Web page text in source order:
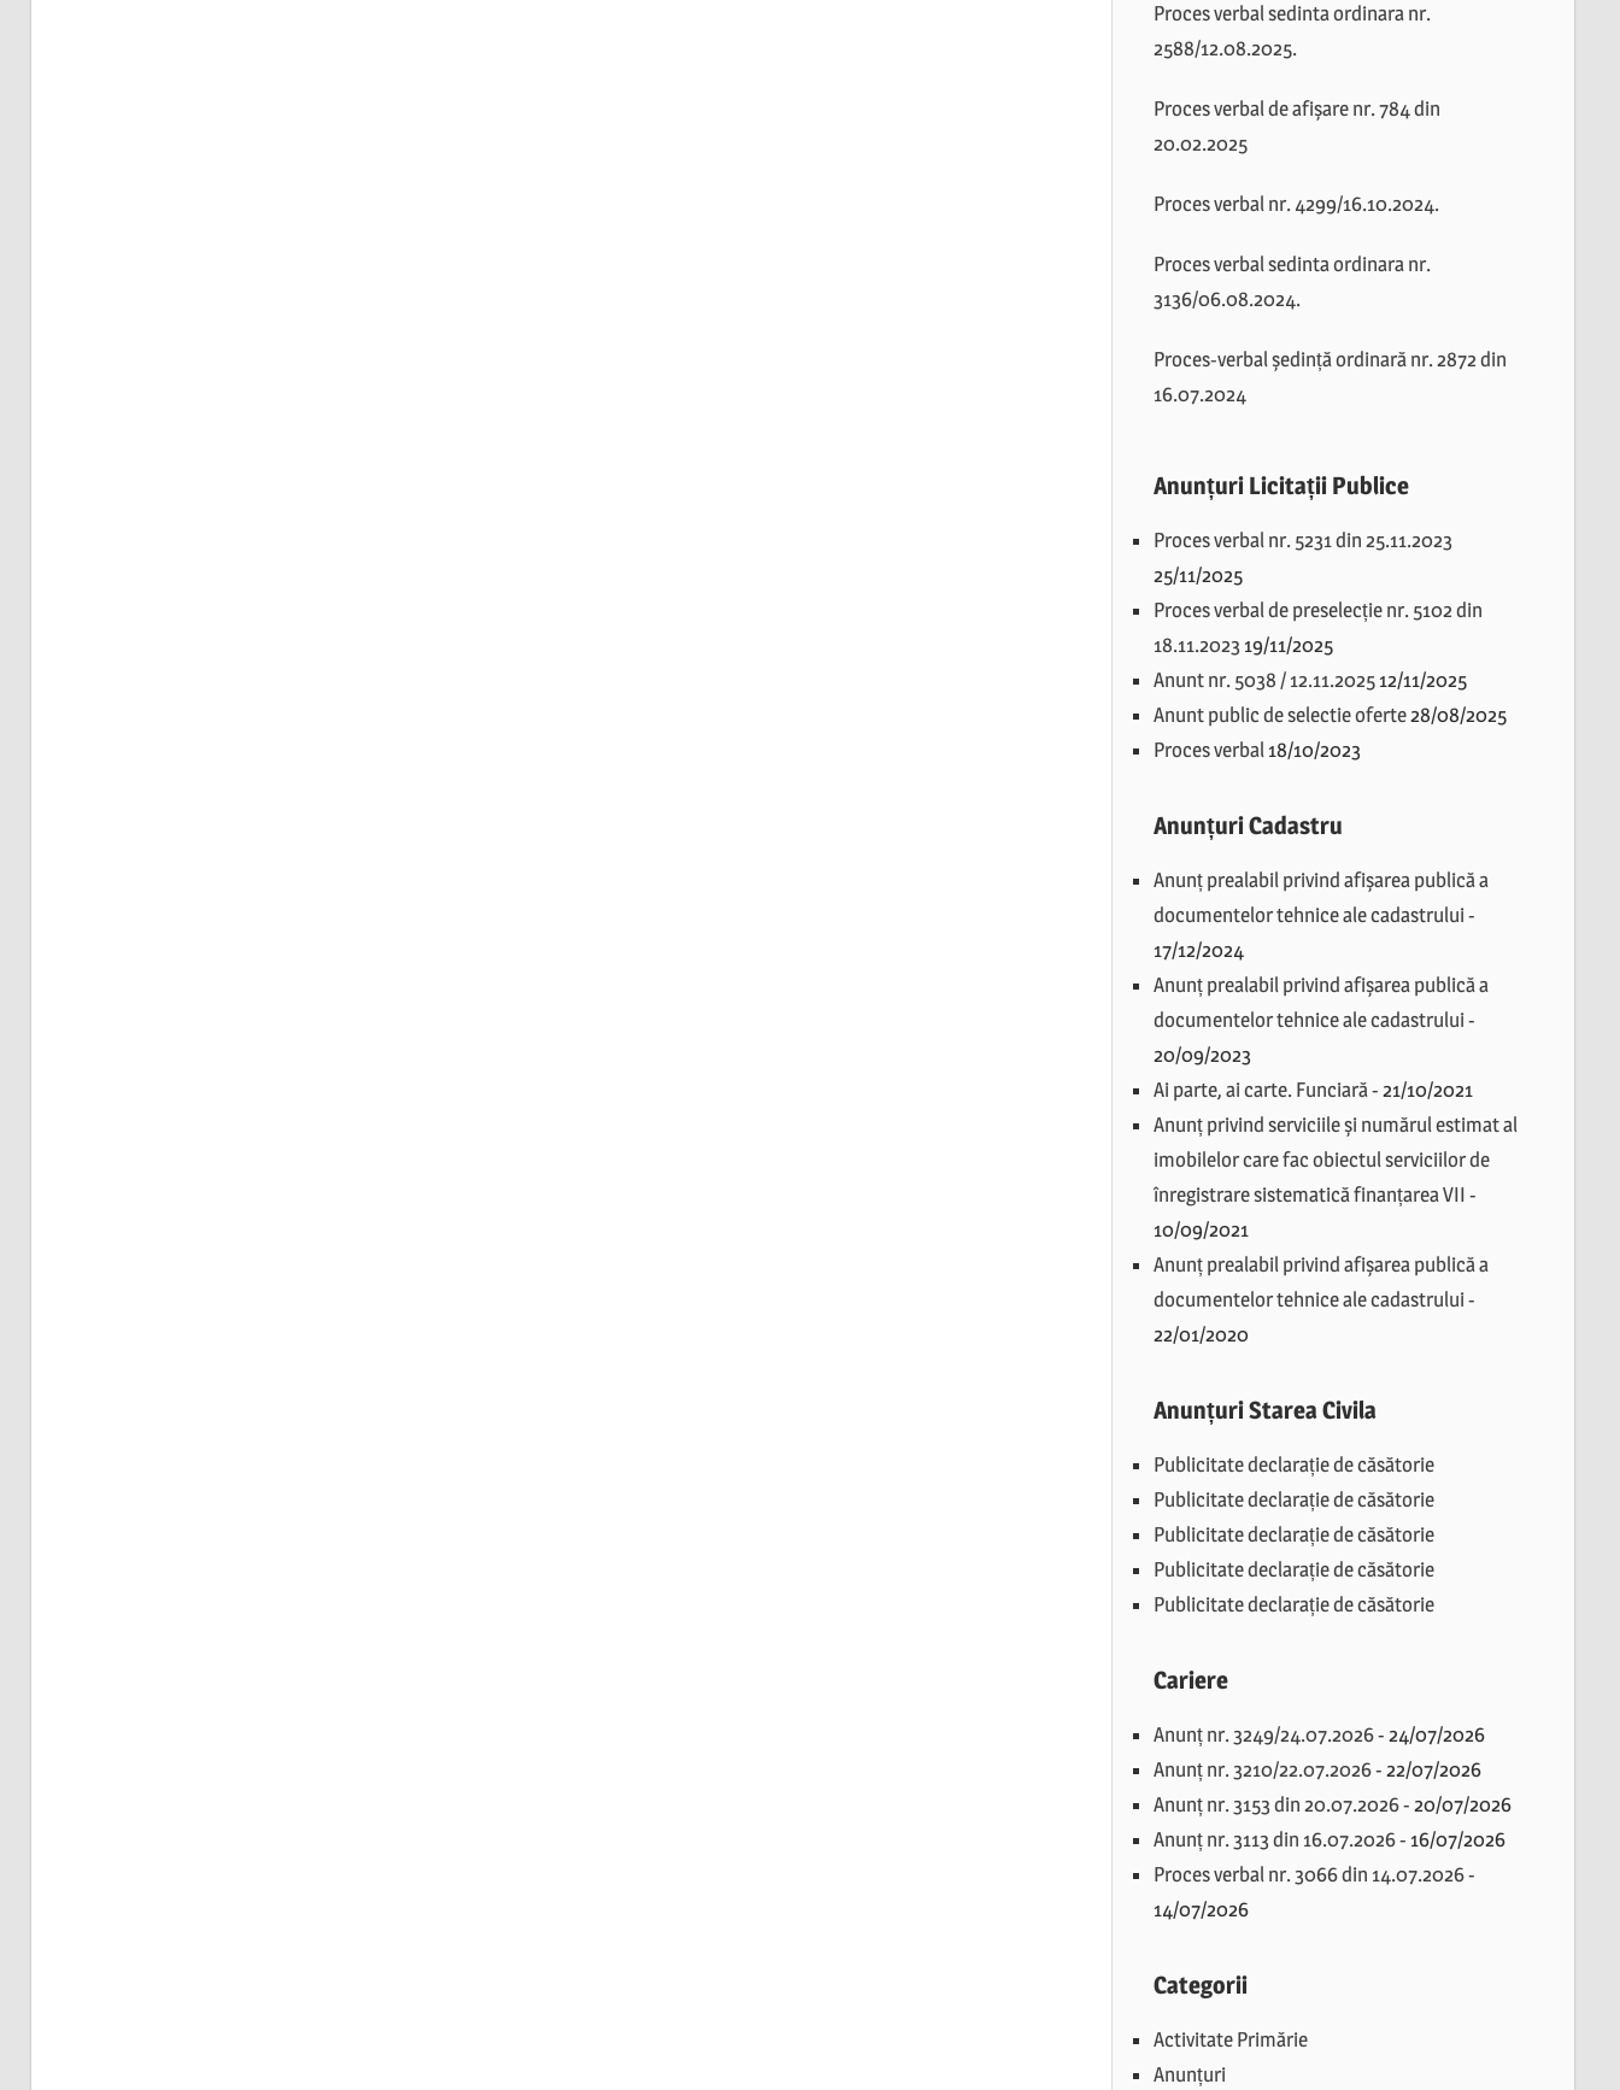
Proces verbal sedinta ordinara nr.
2588/12.08.2025.
Proces verbal de afișare nr. 784 din
20.02.2025
Proces verbal nr. 4299/16.10.2024.
Proces verbal sedinta ordinara nr.
3136/06.08.2024.
Proces-verbal ședință ordinară nr. 2872 din
16.07.2024
Anunțuri Licitații Publice
Proces verbal nr. 5231 din 25.11.2023
25/11/2025
Proces verbal de preselecție nr. 5102 din
18.11.2023 19/11/2025
Anunt nr. 5038 / 12.11.2025 12/11/2025
Anunt public de selectie oferte28/08/2025
Proces verbal 18/10/2023
Anunțuri Cadastru
Anunț prealabil privind afișarea publică a
documentelor tehnice ale cadastrului-
17/12/2024
Anunț prealabil privind afișarea publică a
documentelor tehnice ale cadastrului-
20/09/2023
Ai parte, ai carte. Funciară- 21/10/2021
Anunț privind serviciile și numărul estimat al
imobilelor care fac obiectul serviciilor de
înregistrare sistematică finanțarea VII -
10/09/2021
Anunț prealabil privind afișarea publică a
documentelor tehnice ale cadastrului-
22/01/2020
Anunțuri Starea Civila
Publicitate declarație de căsătorie
Publicitate declarație de căsătorie
Publicitate declarație de căsătorie
Publicitate declarație de căsătorie
Publicitate declarație de căsătorie
Cariere
Anunț nr. 3249/24.07.2026- 24/07/2026
Anunț nr. 3210/22.07.2026- 22/07/2026
Anunț nr. 3153 din 20.07.2026- 20/07/2026
Anunț nr. 3113 din 16.07.2026- 16/07/2026
Proces verbal nr. 3066 din 14.07.2026-
14/07/2026
Categorii
Activitate Primărie
Anunțuri